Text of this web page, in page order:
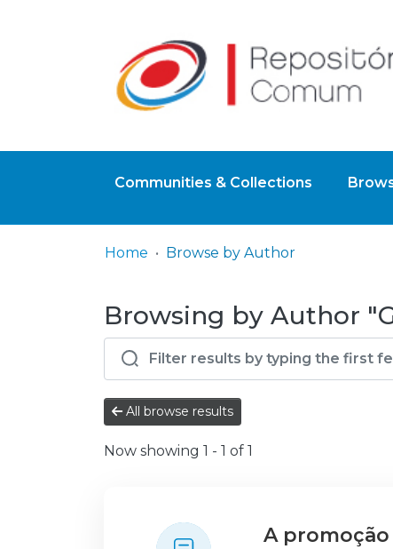
Communities & Collections
Home Browse by Author
Browsing by Author
All browse results
Now showing 1 - 1 of 1
A